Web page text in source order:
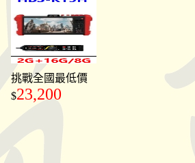
挑戰全國最低價
$23,200